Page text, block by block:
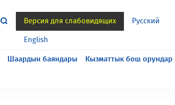
Версия для слабовидящих Русский
English
Шаардын баяндары Кызматтык бош орундар